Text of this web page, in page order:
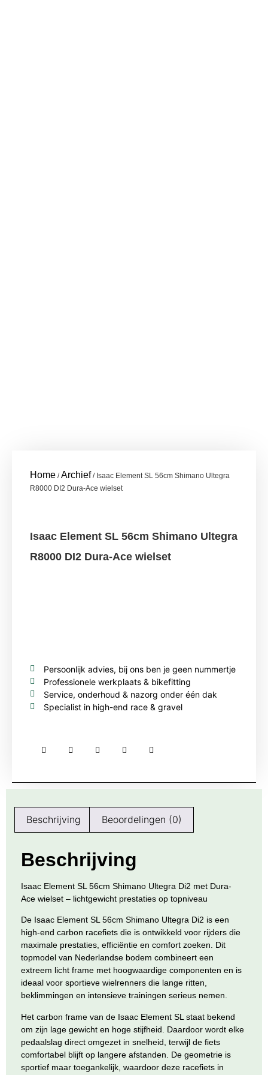
Home /Archief/ Isaac Element SL 56cm Shimano Ultegra
R8000 DI2 Dura-Ace wielset
Isaac Element SL 56cm Shimano Ultegra
R8000 DI2 Dura-Ace wielset
Persoonlijk advies, bij ons ben je geen nummertje
Professionele werkplaats & bikefitting
Service, onderhoud & nazorg onder één dak
Specialist in high-end race & gravel
Beschrijving Beoordelingen (0)
Beschrijving
Isaac Element SL 56cm Shimano Ultegra Di2 met Dura-
Ace wielset – lichtgewicht prestaties op topniveau
De Isaac Element SL 56cm Shimano Ultegra Di2 is een
high-end carbon racefiets die is ontwikkeld voor rijders die
maximale prestaties, efficiëntie en comfort zoeken. Dit
topmodel van Nederlandse bodem combineert een
extreem licht frame met hoogwaardige componenten en is
ideaal voor sportieve wielrenners die lange ritten,
beklimmingen en intensieve trainingen serieus nemen.
Het carbon frame van de Isaac Element SL staat bekend
om zijn lage gewicht en hoge stijfheid. Daardoor wordt elke
pedaalslag direct omgezet in snelheid, terwijl de fiets
comfortabel blijft op langere afstanden. De geometrie is
sportief maar toegankelijk, waardoor deze racefiets in